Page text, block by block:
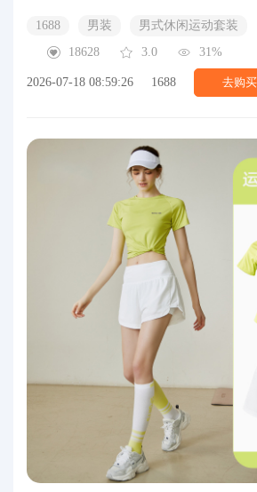
1688 男装
男式休闲运动套装
18628
3.0 31%
2026-07-18 08:59:26 1688 去购买